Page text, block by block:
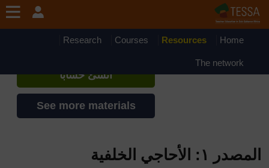
Home
Resources
Courses
Research
The network
إذا أنشأت حسابا، يمكنك أن تنشئ ملفاً
شخصياً على الموقع
أنشئ حساباً
See more materials
المصدر ١: الأحاجي الخلفية